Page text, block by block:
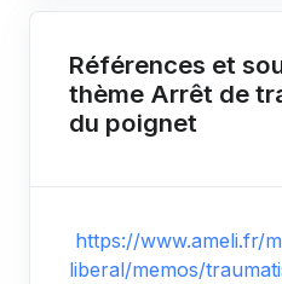
Références et
thème Arrêt de
du poignet
https://www.ameli.fr/
liberal/memos/